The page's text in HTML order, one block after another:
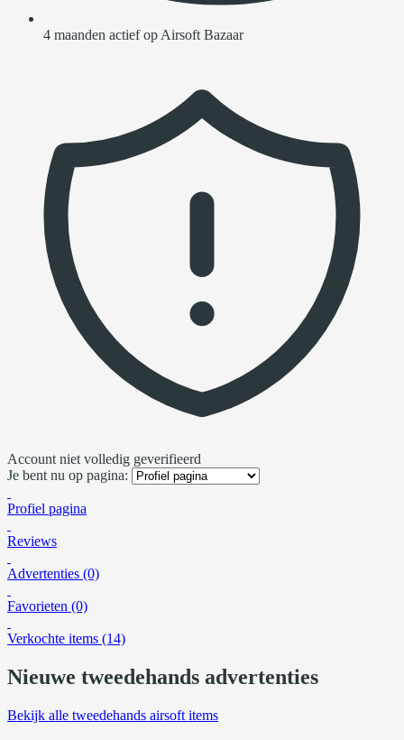
4 maanden actief op Airsoft Bazaar
Account niet volledig geverifieerd
Je bent nu op pagina:
Profiel pagina
Reviews
Advertenties (0)
Favorieten (0)
Verkochte items (14)
Nieuwe tweedehands advertenties
Bekijk alle tweedehands airsoft items